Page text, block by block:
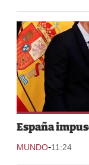
España
MUNDO-11:24